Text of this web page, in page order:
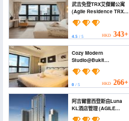
武吉免登TRX艾傑爾公寓
(Agile Residence TRX
by Isabella)
4.5 / 5 HKD 343+
Cozy Modern
Studio@Bukit
Bintang|Near TRX &
Pavillion (Cozy Modern
Studio@Bukit
Bintang|Near TRX &
Pavillion)
0 / 5 HKD 266+
阿吉爾雷西登斯由Luna
KL酒店管理 (AGILE
Residences by Luna